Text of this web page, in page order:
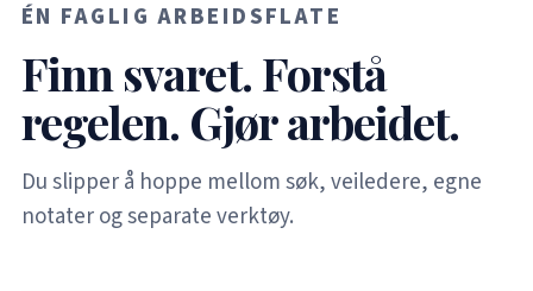
ÉN FAGLIG ARBEIDSFLATE
Finn svaret. Forstå
regelen. Gjør arbeidet.
Du slipper å hoppe mellom søk, veiledere, egne
notater og separate verktøy.